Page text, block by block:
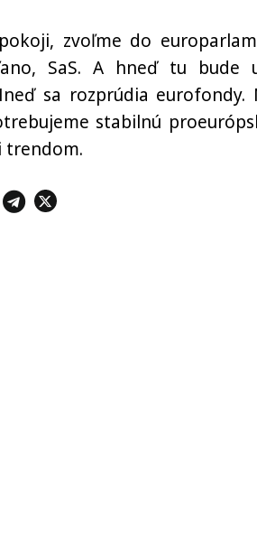
zvoľme do
SaS. A hneď tu bude
sa rozprúdia eurofondy.
stabilnú
trendom.